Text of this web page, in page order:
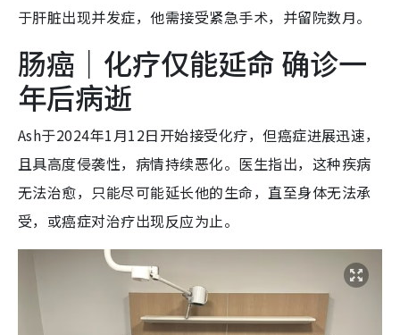
于肝脏出现并发症，他需接受紧急手术，并留院数月。
肠癌｜化疗仅能延命 确诊一
年后病逝
Ash于2024年1月12日开始接受化疗，但癌症进展迅速，
且具高度侵袭性，病情持续恶化。医生指出，这种疾病
无法治愈，只能尽可能延长他的生命，直至身体无法承
受，或癌症对治疗出现反应为止。